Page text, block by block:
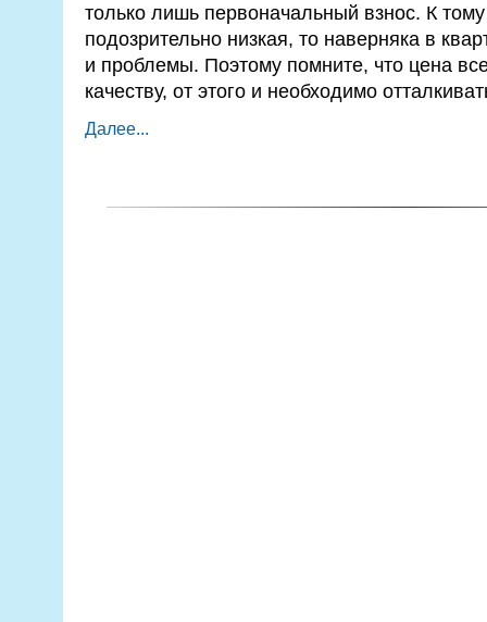
только лишь первоначальный взнос. К
подозрительно низкая, то наверняка в
и проблемы. Поэтому помните, что цена
качеству, от этого и необходимо
Далее...